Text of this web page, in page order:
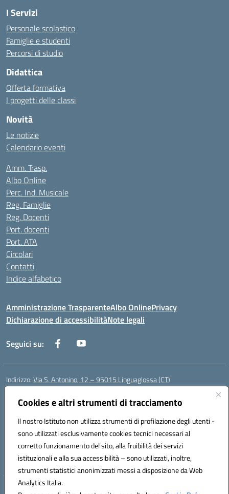
Cookies e altri strumenti di tracciamento
Il nostro Istituto non utilizza strumenti di profilazione degli utenti -
sono utilizzati esclusivamente cookies tecnici necessari al
corretto funzionamento del sito, alla fruibilità dei servizi
istituzionali e alla sua accessibilità – sono utilizzati, inoltre,
strumenti statistici anonimizzati messi a disposizione da Web
Analytics Italia.
I Servizi
Personale scolastico
Famiglie e studenti
Percorsi di studio
Didattica
Offerta formativa
I progetti delle classi
Novità
Le notizie
Calendario eventi
Amm. Trasp.
Albo Online
Perc. Ind. Musicale
Reg. Famiglie
Reg. Docenti
Port. docenti
Port. ATA
Circolari
Contatti
Indice alfabetico
Amministrazione TrasparenteAlbo OnlinePrivacy
Dichiarazione di accessibilitàNote legali
Seguici su:
Indirizzo:Via S. Antonino, 12 – 95015 Linguaglossa (CT)
Centralino:
Posta elettronica certificata (PEC):ctic83200r@pec.istruzione.it
Codice fiscale: 83002470876
Codice meccanografico:CTIC83200R
Codice Indice delle Pubbliche Amministrazioni (IPA): istsc_CTIC83200R
Codice unico di fatturazione (CUF): UF7TEB
Hosting & Powered by 3D Solution S.r.l.